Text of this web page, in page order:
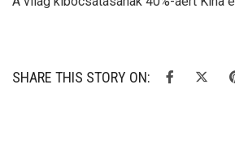
SHARE THIS STORY ON: